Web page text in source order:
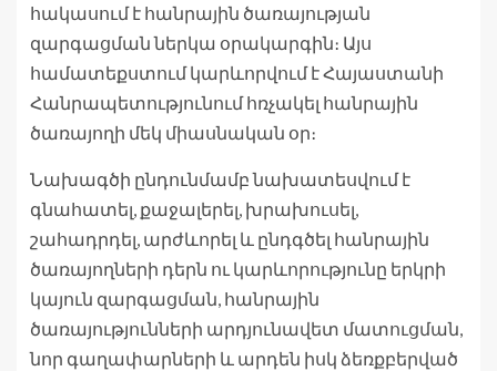
հակասում է հանրային ծառայության
զարգացման ներկա օրակարգին։ Այս
համատեքստում կարևորվում է Հայաստանի
Հանրապետությունում հռչակել հանրային
ծառայողի մեկ միասնական օր։
Նախագծի ընդունմամբ նախատեսվում է
գնահատել, քաջալերել, խրախուսել,
շահադրդել, արժևորել և ընդգծել հանրային
ծառայողների դերն ու կարևորությունը երկրի
կայուն զարգացման, հանրային
ծառայությունների արդյունավետ մատուցման,
նոր գաղափարների և արդեն իսկ ձեռքբերված